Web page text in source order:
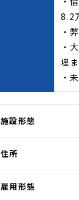
8.2
・
・
埋
・
施設形態
住所
雇用形態